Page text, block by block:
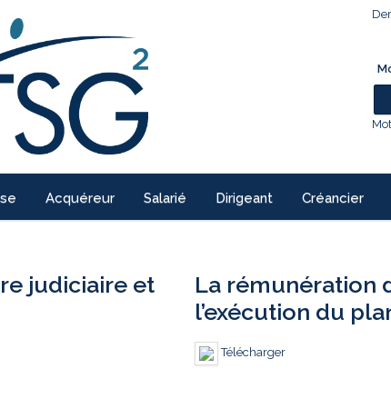
Acquéreur Salarié Dirigeant Créancier
judiciaire et
La rémunération
l’exécution du
Télécharger